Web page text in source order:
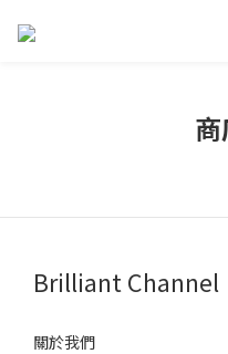
Brilliant Channel
關於我們